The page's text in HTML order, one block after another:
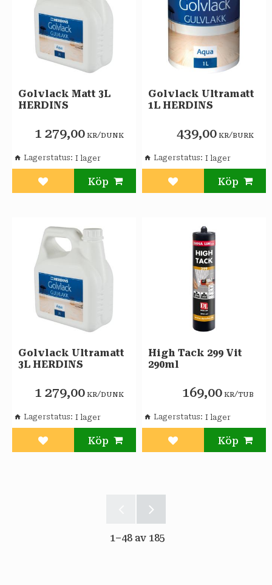
Golvlack Matt 3L
HERDINS
1 279,00 KR/DUNK
Lägg till i favoriter
Lagerstatus
Golvlack Ultramatt
1L HERDINS
439,00 KR/BURK
Lägg till i favoriter
Lagerstatus
Golvlack Ultramatt
3L HERDINS
1 279,00 KR/DUNK
Lägg till i favoriter
Lagerstatus
High Tack 299 Vit
290ml
169,00 KR/TUB
Lägg till i favoriter
Lagerstatus
1–48av 185